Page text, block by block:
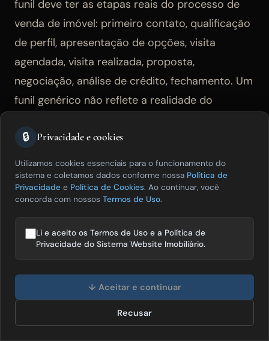
funil deve ter as etapas reais do processo de
venda de imóvel: primeiro contato, qualificação
de perfil, apresentação de opções, visita
agendada, visita realizada, proposta,
negociação, análise de crédito, fechamento. Um
funil genérico não reflete a realidade do
pipeline para tomada de decisão.
Relatório de qualidade por canal — Qual canal
gerou os leads que fecharam? Essa análise só é
cada lead e a correlaciona automaticamente
com o fechamento. Sem ela, as decisões de
volume, não em resultado.
🔒 Privacidade e cookies
Utilizamos cookies essenciais para o funcionamento do
sistema e coletamos dados conforme nossa Política de
Privacidade e Política de Cookies. Ao continuar, você
concorda com nossos Termos de Uso.
Li e aceito os Termos de Uso e a Política de
Privacidade do Sistema Website Imobiliário.
↓ Aceitar e continuar
Recusar
imóveis? 😊